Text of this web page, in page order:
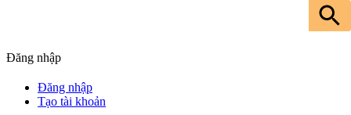
Đăng nhập
Đăng nhập
Tạo tài khoản